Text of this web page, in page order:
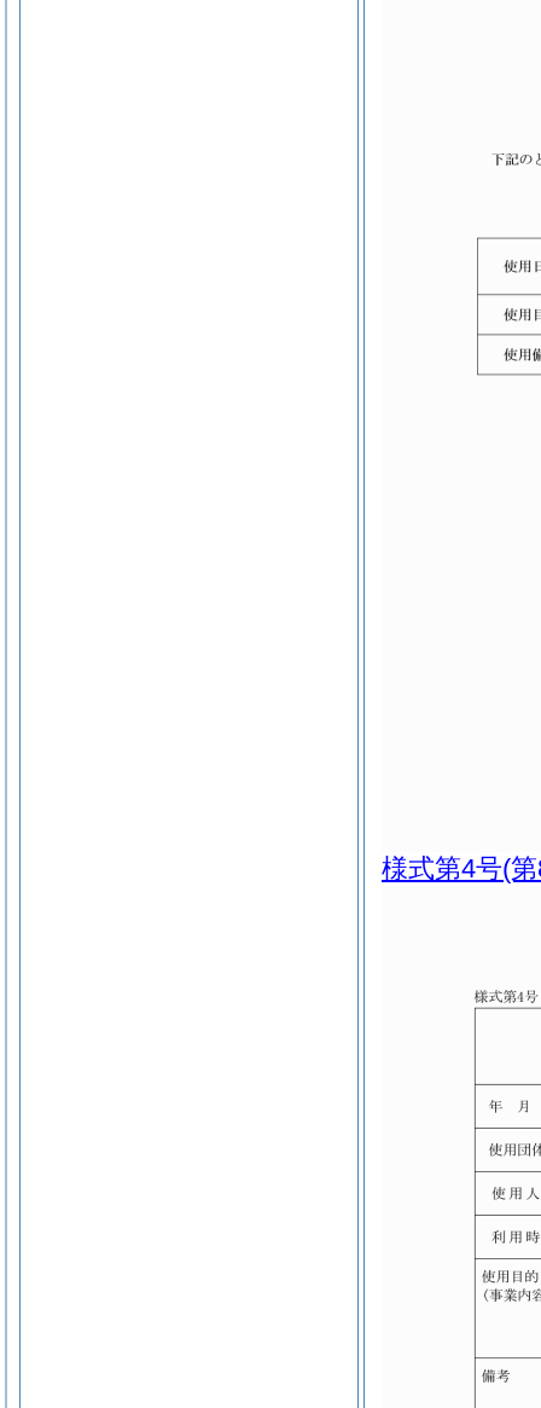
様式第4号(